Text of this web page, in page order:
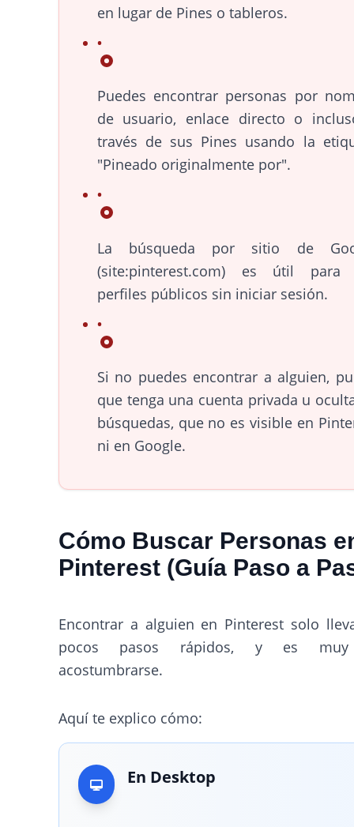
en lugar de Pines o tableros.
Puedes encontrar personas por
de usuario, enlace directo o
través de sus Pines usando la
"Pineado originalmente por".
La búsqueda por sitio de
(site:pinterest.com) es útil para
perfiles públicos sin iniciar sesión.
Si no puedes encontrar a alguien,
que tenga una cuenta privada u
búsquedas, que no es visible en
ni en Google.
Cómo Buscar Personas
Pinterest (Guía Paso a
Encontrar a alguien en Pinterest solo
pocos pasos rápidos, y es
acostumbrarse.
Aquí te explico cómo:
En Desktop